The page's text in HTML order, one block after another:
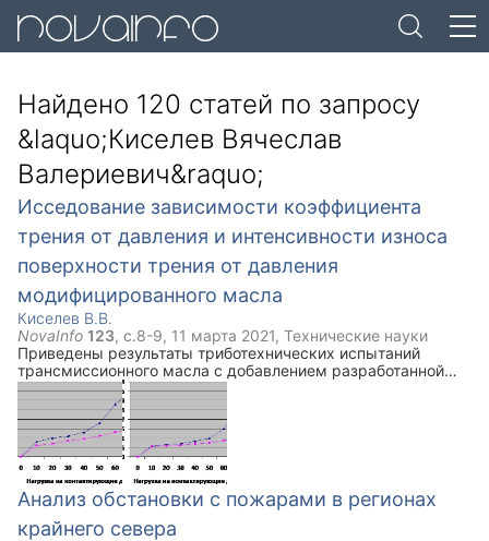
Найдено 120 статей по запросу
Киселев Вячеслав
Валериевич
Исседование зависимости коэффициента
трения от давления и интенсивности износа
поверхности трения от давления
модифицированного масла
Киселев В.В.
NovaInfo 123, с.8-9, 11 марта 2021, Технические науки
Приведены результаты триботехнических испытаний
трансмиссионного масла с добавлением разработанной
противоизносной металлсодержащей присадкой.
Приведены результаты испытаний в виде графиков
зависимостей нагрузки пары трения от коэффициента
трения и интенсивности износа.
Анализ обстановки с пожарами в регионах
крайнего севера